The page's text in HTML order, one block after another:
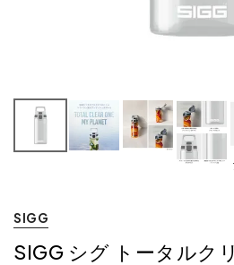
SIGG
SIGG シグ トータルク